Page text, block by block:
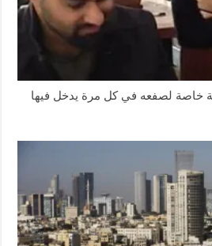
خاصة لصفعه في كل مرة يدخل فيها